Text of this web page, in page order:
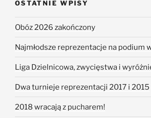
OSTATNIE WPISY
Obóz 2026 zakończony
Najmłodsze reprezentacje na podium
Liga Dzielnicowa, zwycięstwa i
Dwa turnieje reprezentacji 2017 i 2015
2018 wracają z pucharem!